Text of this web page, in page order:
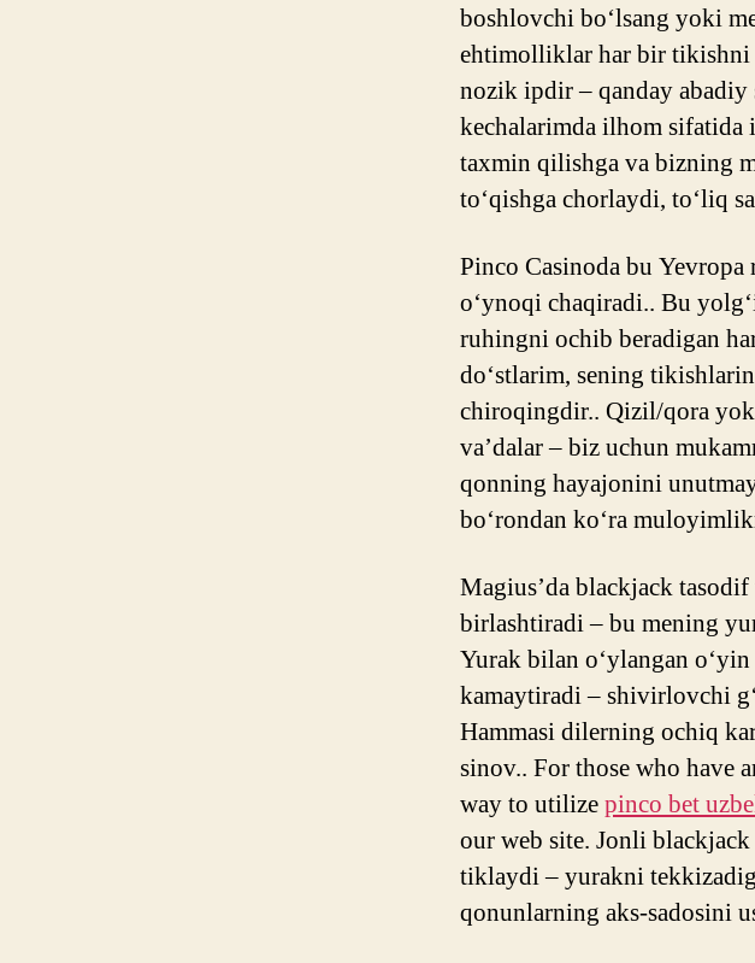
boshlovchi bo‘lsang yoki
ehtimolliklar har bir tikishni
nozik ipdir – qanday
kechalarimda ilhom
taxmin qilishga va bizning
to‘qishga chorlaydi, to‘liq
Pinco Casinoda bu
o‘ynoqi chaqiradi.. Bu
ruhingni ochib beradigan
do‘stlarim, sening
chiroqingdir.. Qizil/qora
va’dalar – biz uchun
qonning hayajonini
bo‘rondan ko‘ra
Magius’da blackjack
birlashtiradi – bu mening
Yurak bilan o‘ylangan
kamaytiradi – shivirlovchi
Hammasi dilerning ochiq
sinov.. For those who have
way to utilizepinco bet
our web site. Jonli
tiklaydi – yurakni
qonunlarning aks-sadosini